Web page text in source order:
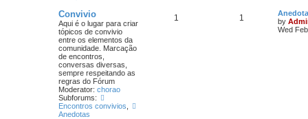
Convivio
Aqui é o lugar para criar
tópicos de convivio
entre os elementos da
comunidade. Marcação
de encontros,
conversas diversas,
sempre respeitando as
regras do Fórum
Moderator: chorao
Subforums:
Encontros convivios
Anedotas
1 1
by
Wed